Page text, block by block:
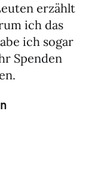
erzählt
ich das
ich sogar
Spenden